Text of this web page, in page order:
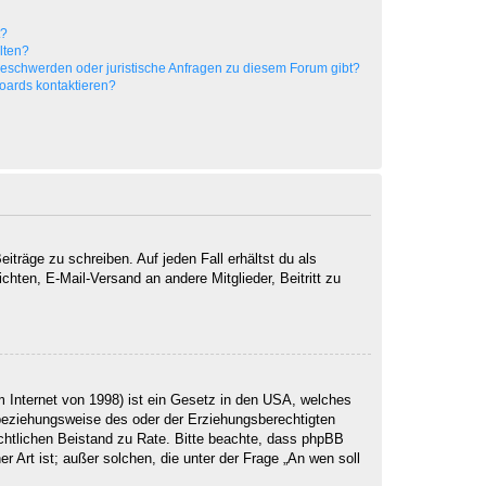
oder juristische Anfragen zu diesem Forum gibt?
kontaktieren?
zu schreiben. Auf jeden Fall erhältst du als
E-Mail-Versand an andere Mitglieder, Beitritt zu
Internet von 1998) ist ein Gesetz in den USA, welches
des oder der Erziehungsberechtigten
Beistand zu Rate. Bitte beachte, dass phpBB
Art ist; außer solchen, die unter der Frage „An wen soll